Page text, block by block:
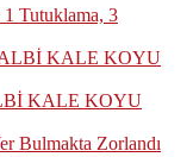
Tutuklama, 3
KALE KOYU